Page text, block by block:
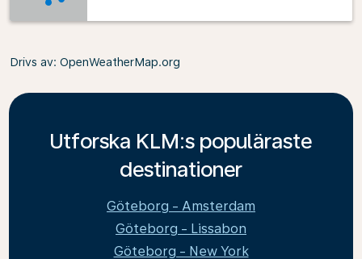
Drivs av: OpenWeatherMap.org
Utforska KLM:s populäraste
destinationer
Göteborg - Amsterdam
Göteborg - Lissabon
Göteborg - New York